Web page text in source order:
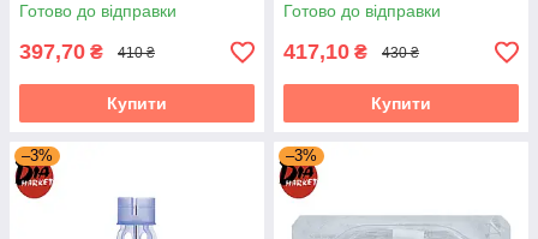
Готово до відправки
397,70 ₴ 410 ₴
Купити
Готово до відправки
417,10 ₴ 430 ₴
Купити
–3% –3%